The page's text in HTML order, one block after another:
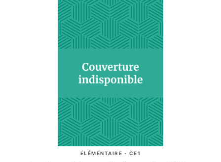
ÉLÉMENTAIRE - CE1